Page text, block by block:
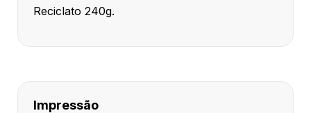
Reciclato 240g.
Impressão